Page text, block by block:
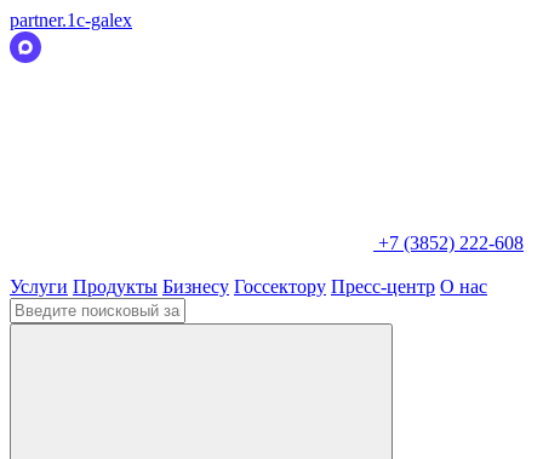
partner.1c-galex
+7 (3852) 222-608
Услуги Продукты Бизнесу Госсектору Пресс-центр О нас